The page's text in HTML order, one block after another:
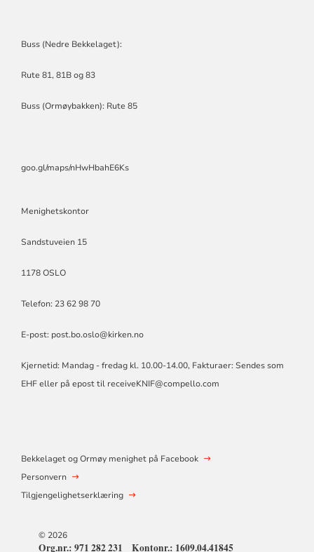
Buss (Nedre Bekkelaget):
Rute 81, 81B og 83
Buss (Ormøybakken): Rute 85
goo.gl/maps/nHwHbahE6Ks
Menighetskontor
Sandstuveien 15
1178 OSLO
Telefon: 23 62 98 70
E-post: post.bo.oslo@kirken.no
Kjernetid: Mandag - fredag kl. 10.00-14.00, Fakturaer: Sendes som
EHF eller på epost til receiveKNIF@compello.com
Bekkelaget og Ormøy menighet på Facebook
Personvern
Tilgjengelighetserklæring
© 2026
Org.nr.: 971 282 231 Kontonr.: 1609.04.41845